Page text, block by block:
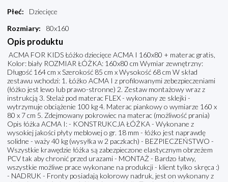
Płeć:
Dziecięce
Rozmiary: 80x160
Opis produktu
ACMA FOR KIDS Łóżko dziecięce ACMA I 160x80 + materac gratis,
Kolor: biały ROZMIAR ŁÓŻKA: 160x80 cm Wymiar zewnętrzny:
Długość 164 cm x Szerokość 85 cm x Wysokość 68 cm W skład
zestawu wchodzi: 1. Łóżko ACMA I z profilowanymi zebezpieczeniami
(łóżko jest lewo lub prawo-stronne) 2. Zestaw montażowy wraz z
instrukcją 3. Stelaż pod materac FLEX - wykonany ze sklejki -
wytrzymuje obciążenie 100 kg 4. Materac piankowy o wymiarze 160 x
80 x 7 cm 5. Zdejmowany pokrowiec na materac (możliwość prania)
Opis łóżka ACMA I: - KONSTRUKCJA ŁÓŻKA - Wykonane z
wysokiej jakości płyty meblowej o gr. 18 mm - łóżko jest naprawdę
solidne - waży 40 kg (wysyłka w 2 paczkach) - BEZPIECZEŃSTWO -
Wszystkie krawędzie łóżka są zabezpieczone elastycznym obrzeżem
PCV tak aby chronić przed urazami - MONTAŻ - Bardzo łatwy,
wszystkie możliwe prace wykonane na produkcji - klient tylko skręca :)
- NADRUK - Fronty posiadają kolorowy nadruk, jest on wykonany z